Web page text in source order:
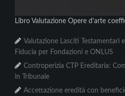
Libro Valutazione Opere d'arte
Valutazione Lasciti Testamentari
Fiducia per Fondazioni e ONLUS
Controperizia CTP Ereditaria:
in Tribunale
Accettazione eredità con